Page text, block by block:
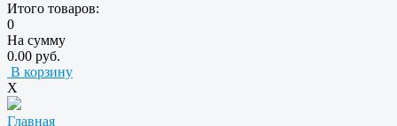
Итого товаров:
0
На сумму
0.00 руб.
В корзину
X
Главная